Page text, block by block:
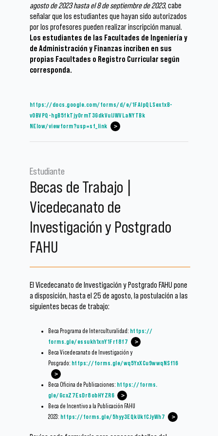
agosto de 2023 hasta el 8 de septiembre de 2023, cabe
señalar que los estudiantes que hayan sido autorizados
por los profesores pueden realizar inscripción manual.
Los estudiantes de las Facultades de Ingeniería y
de Administración y Finanzas incriben en sus
propias Facultades o Registro Curricular según
corresponda.
https://docs.google.com/forms/d/e/1FAIpQLSextxB-
v0BVPQ- hgB5fkTjy0rmT3GdkVulJWVLaNYTBk
NElow/viewform?usp=sf_link
Estudiante
Becas de Trabajo |
Vicedecanato de
Investigación y Postgrado
FAHU
El Vicedecanato de Investigación y Postgrado FAHU pone
a disposición, hasta el 25 de agosto, la postulación a las
siguientes becas de trabajo:
Beca Programa de Interculturalidad: https://
forms.gle/essukh1xnY1Frf8f7
Beca Vicedecanato de Investigación y
Posgrado: https://forms.gle/wq5YxXCu9wwqNSf16
Beca Oficina de Publicaciones: https://forms.
gle/GcxZ7EsDr8obHYZR6
Beca de Incentivo a la Publicación FAHU
2023: https://forms.gle/5hyy3EQkUkfCJyWh7